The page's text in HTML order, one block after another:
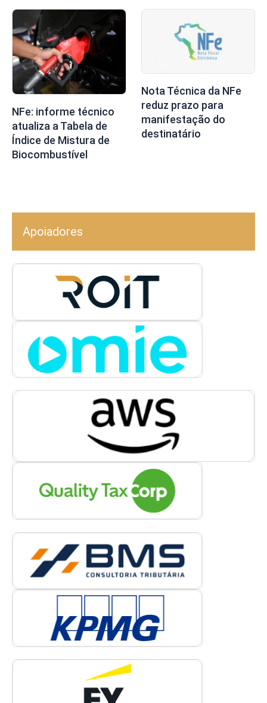
NFe: informe técnico
atualiza a Tabela de
Índice de Mistura de
Biocombustível
Nota Técnica da NFe
reduz prazo para
manifestação do
destinatário
Apoiadores